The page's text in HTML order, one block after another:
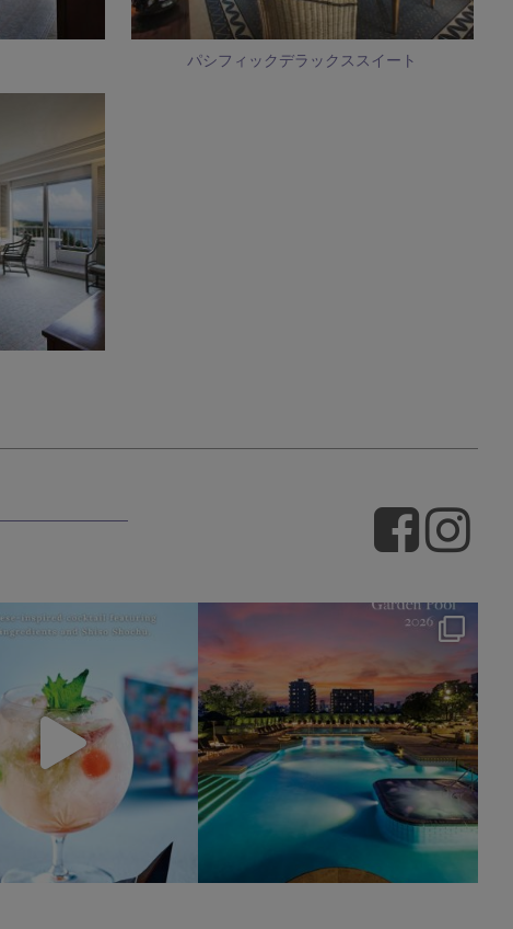
パシフィックデラックススイート
okura_hotels
7月 22